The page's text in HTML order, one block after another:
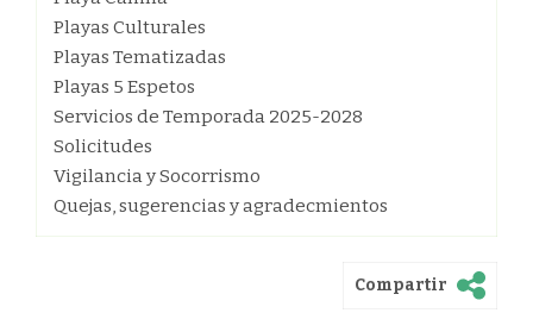
Playas Culturales
Playas Tematizadas
Playas 5 Espetos
Servicios de Temporada 2025-2028
Solicitudes
Vigilancia y Socorrismo
Quejas, sugerencias y agradecmientos
Compartir